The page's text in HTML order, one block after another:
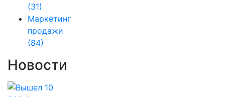
(31)
Маркетинг
продажи
(84)
Новости